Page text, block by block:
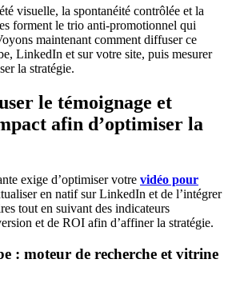
visuelle, la spontanéité contrôlée et la
forment le trio anti-promotionnel qui
maintenant comment diffuser ce
LinkedIn et sur votre site, puis mesurer
la stratégie.
le témoignage et
afin d’optimiser la
exige d’optimiser votre vidéo pour
en natif sur LinkedIn et de l’intégrer
tout en suivant des indicateurs
et de ROI afin d’affiner la stratégie.
: moteur de recherche et vitrine